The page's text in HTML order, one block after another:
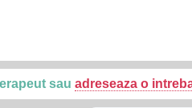
sau adreseaza o